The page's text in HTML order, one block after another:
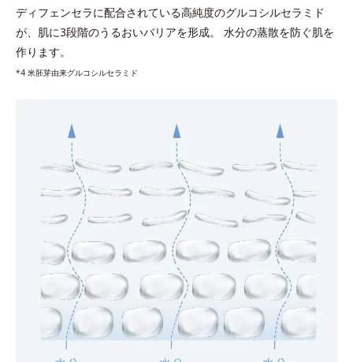
ディフェンセラに配合されている高純度のグルコシルセラミド
が、肌に3段階のうるおいバリアを形成。 水分の蒸散を防ぐ肌を
作ります。
*4 米胚芽由来グルコシルセラミド